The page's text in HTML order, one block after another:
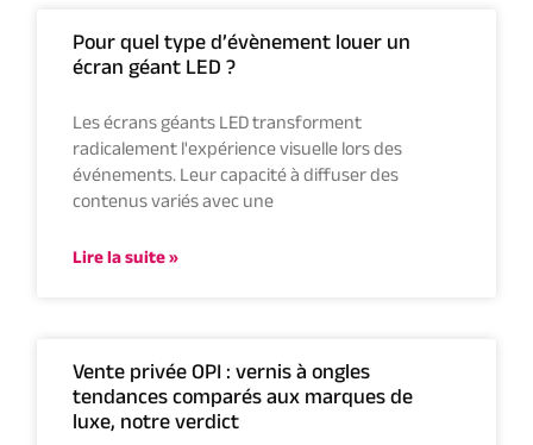
Pour quel type d’évènement louer un
écran géant LED ?
Les écrans géants LED transforment
radicalement l'expérience visuelle lors des
événements. Leur capacité à diffuser des
contenus variés avec une
Lire la suite »
Vente privée OPI : vernis à ongles
tendances comparés aux marques de
luxe, notre verdict